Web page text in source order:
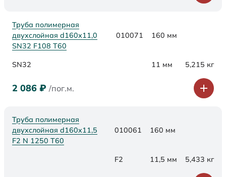
Труба полимерная
двухслойная d160х11,0
SN32 F108 Т60
010071 160 мм
SN32 11 мм 5,215 кг
2 086 ₽ /пог.м.
Труба полимерная
двухслойная d160x11,5
F2 N 1250 Т60
010061 160 мм
F2 11,5 мм 5,433 кг